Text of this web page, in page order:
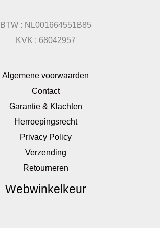
BTW : NL001664551B85
KVK : 68042957
Algemene voorwaarden
Contact
Garantie & Klachten
Herroepingsrecht
Privacy Policy
Verzending
Retourneren
Webwinkelkeur